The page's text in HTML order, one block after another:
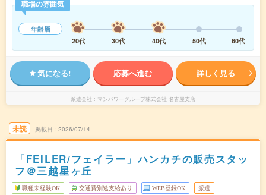
職場の雰囲気
年齢層
20代
30代 40代 50代 60代
気になる! 応募へ進む 詳しく見る
派遣会社 マンパワーグループ株式会社 名古屋支店
未読 掲載日 2026/07/14
「FEILER/フェイラー」ハンカチの販売スタッ
フ＠三越星ヶ丘
職種未経験OK 交通費別途支給あり WEB登録OK 派遣